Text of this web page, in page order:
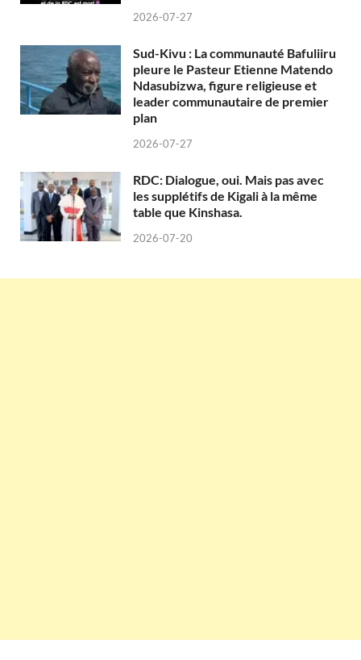
2026-07-27
Sud-Kivu : La communauté Bafuliiru
pleure le Pasteur Etienne Matendo
Ndasubizwa, figure religieuse et
leader communautaire de premier
plan
2026-07-27
RDC: Dialogue, oui. Mais pas avec
les supplétifs de Kigali à la même
table que Kinshasa.
2026-07-20